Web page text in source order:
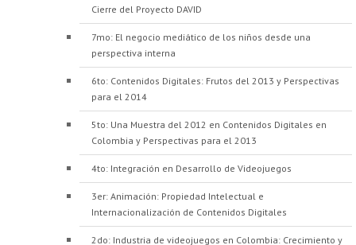
Cierre del Proyecto DAVID
7mo: El negocio mediático de los niños desde una
perspectiva interna
6to: Contenidos Digitales: Frutos del 2013 y Perspectivas
para el 2014
5to: Una Muestra del 2012 en Contenidos Digitales en
Colombia y Perspectivas para el 2013
4to: Integración en Desarrollo de Videojuegos
3er: Animación: Propiedad Intelectual e
Internacionalización de Contenidos Digitales
2do: Industria de videojuegos en Colombia: Crecimiento y